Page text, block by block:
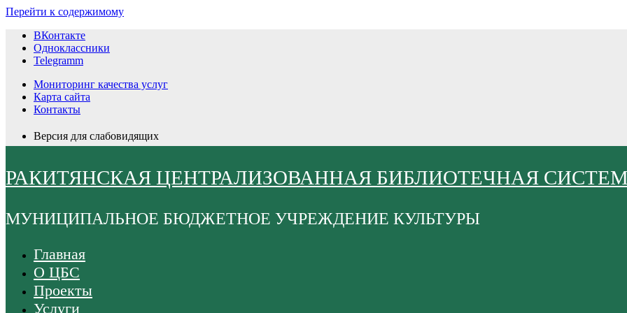
Перейти к содержимому
ВКонтакте
Одноклассники
Telegramm
Мониторинг качества услуг
Карта сайта
Контакты
Версия для слабовидящих
РАКИТЯНСКАЯ ЦЕНТРАЛИЗОВАННАЯ БИБЛИОТЕЧНАЯ
МУНИЦИПАЛЬНОЕ БЮДЖЕТНОЕ УЧРЕЖДЕНИЕ КУЛЬТУРЫ
Главная
О ЦБС
Проекты
Услуги